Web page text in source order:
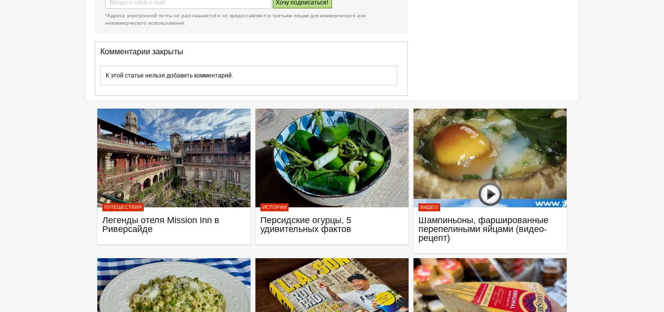
*Адреса электронной почты не разглашаются и не предоставляются третьим лицам для коммерческого или
некоммерческого использования.
Комментарии закрыты
К этой статье нельзя добавить комментарий.
ПУТЕШЕСТВИЯ
Легенды отеля Mission Inn в
Риверсайде
ИСТОРИИ
Персидские огурцы, 5
удивительных фактов
ВИДЕО
Шампиньоны, фаршированные
перепелиными яйцами (видео-
рецепт)